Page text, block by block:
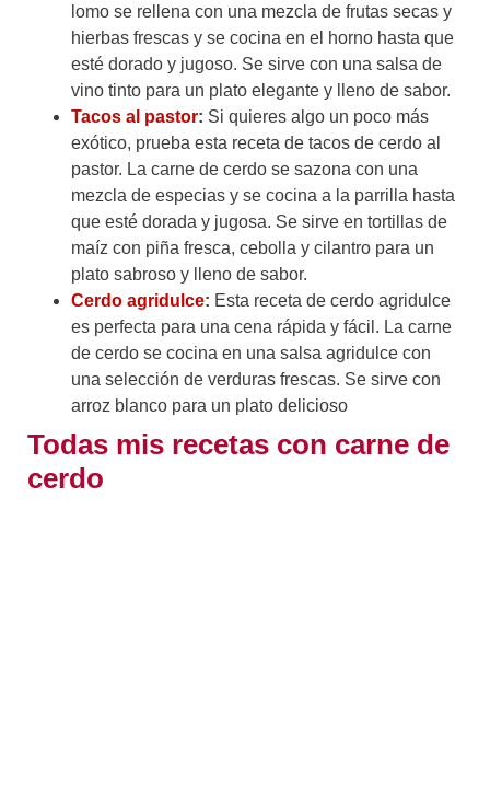
lomo se rellena con una mezcla de frutas secas y
hierbas frescas y se cocina en el horno hasta que
esté dorado y jugoso. Se sirve con una salsa de
vino tinto para un plato elegante y lleno de sabor.
Tacos al pastor: Si quieres algo un poco más
exótico, prueba esta receta de tacos de cerdo al
pastor. La carne de cerdo se sazona con una
mezcla de especias y se cocina a la parrilla hasta
que esté dorada y jugosa. Se sirve en tortillas de
maíz con piña fresca, cebolla y cilantro para un
plato sabroso y lleno de sabor.
Cerdo agridulce: Esta receta de cerdo agridulce
es perfecta para una cena rápida y fácil. La carne
de cerdo se cocina en una salsa agridulce con
una selección de verduras frescas. Se sirve con
arroz blanco para un plato delicioso
Todas mis recetas con carne de
cerdo